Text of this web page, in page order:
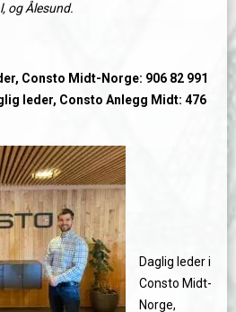
og Ålesund.
Consto Midt-Norge: 906 82 991
leder, Consto Anlegg Midt: 476
Daglig leder i
Consto Midt-
Norge,